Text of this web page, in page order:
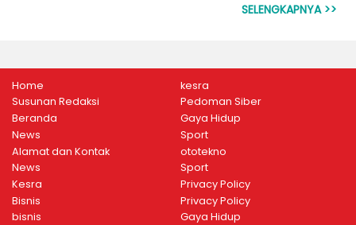
SELENGKAPNYA >>
Home
Susunan Redaksi
Beranda
News
Alamat dan Kontak
News
Kesra
Bisnis
bisnis
kesra
Pedoman Siber
Gaya Hidup
Sport
ototekno
Sport
Privacy Policy
Privacy Policy
Gaya Hidup